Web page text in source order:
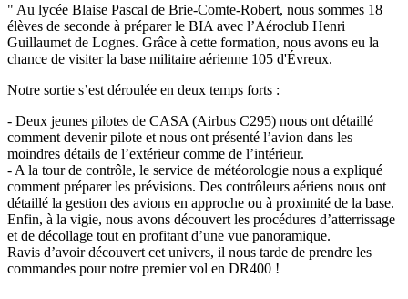
" Au lycée Blaise Pascal de Brie-Comte-Robert, nous sommes 18
élèves de seconde à préparer le BIA avec l’Aéroclub Henri
Guillaumet de Lognes. Grâce à cette formation, nous avons eu la
chance de visiter la base militaire aérienne 105 d'Évreux.
Notre sortie s’est déroulée en deux temps forts :
- Deux jeunes pilotes de CASA (Airbus C295) nous ont détaillé
comment devenir pilote et nous ont présenté l’avion dans les
moindres détails de l’extérieur comme de l’intérieur.
- A la tour de contrôle, le service de météorologie nous a expliqué
comment préparer les prévisions. Des contrôleurs aériens nous ont
détaillé la gestion des avions en approche ou à proximité de la base.
Enfin, à la vigie, nous avons découvert les procédures d’atterrissage
et de décollage tout en profitant d’une vue panoramique.
Ravis d’avoir découvert cet univers, il nous tarde de prendre les
commandes pour notre premier vol en DR400 !